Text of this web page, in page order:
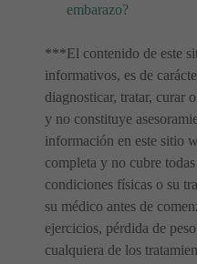
embarazo?
***El contenido de este
informativos, es de
diagnosticar, tratar, curar
y no constituye
información en este sitio
completa y no cubre
condiciones físicas o su
su médico antes de
ejercicios, pérdida de
cualquiera de los